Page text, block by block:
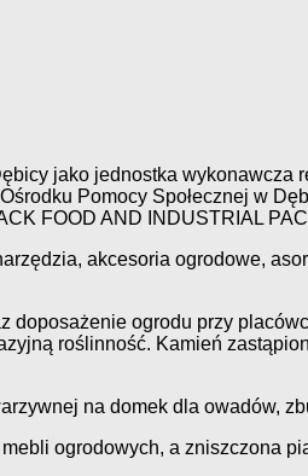
jako jednostka wykonawcza
Pomocy Społecznej w
FOOD AND INDUSTRIAL
akcesoria ogrodowe,
doposażenie ogrodu przy
roślinność. Kamień
na domek dla owadów,
ogrodowych, a zniszczona